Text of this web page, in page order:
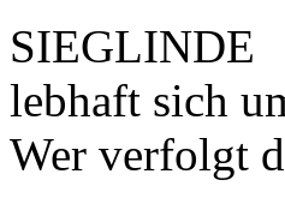
SIEGLINDE
lebhaft sich
Wer verfolgt